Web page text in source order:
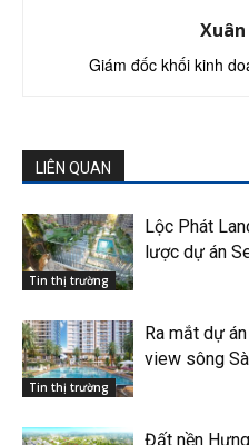
Giám đốc khối kinh
LIÊN QUAN
Tin thị trường
Lộc Phát
lược dự án
Tin thị trường
Ra mắt dự
view sông
Đất nền